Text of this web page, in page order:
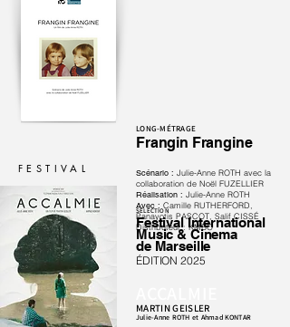
LONG-MÉTRAGE
Frangin Frangine
Scénario : Julie-Anne ROTH avec la
collaboration de Noël FUZELLIER
Réalisation : Julie-Anne ROTH
Avec : Camille RUTHERFORD,
Panayotis PASCOT, Salif CISSÉ
Distributeur : KMBO
FESTIVAL
SÉLECTION
Festival International
Music & Cinema
de Marseille
ÉDITION 2025
MARTIN GEISLER
Julie-Anne ROTH et Ahmad KONTAR